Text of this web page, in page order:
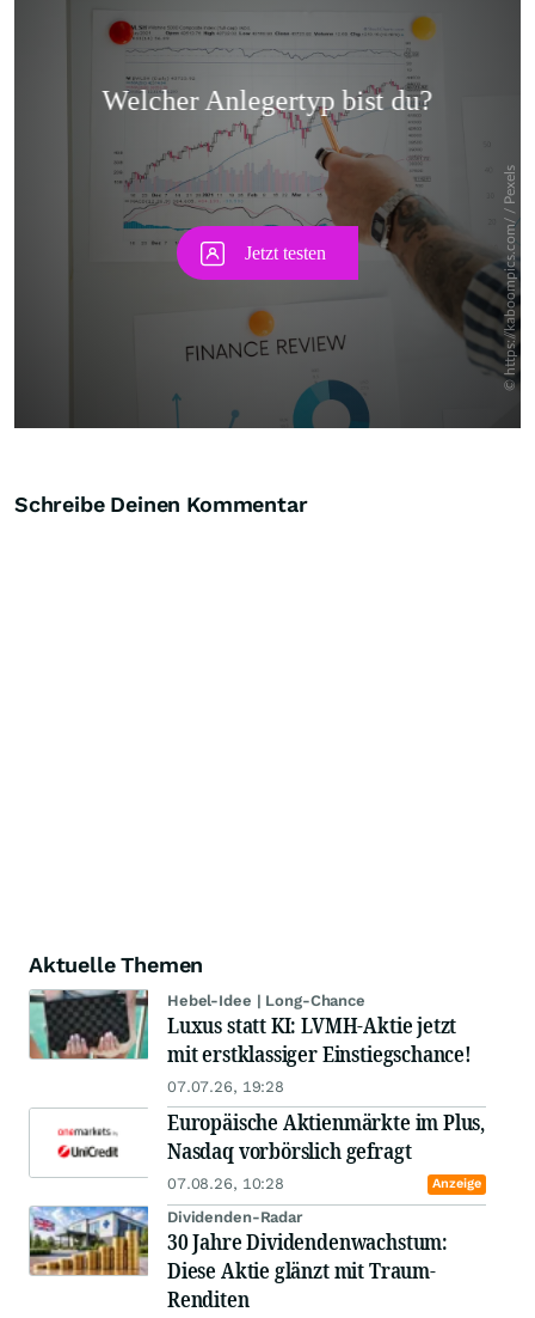
Schreibe Deinen Kommentar
Aktuelle Themen
Hebel-Idee | Long-Chance
Luxus statt KI: LVMH-Aktie jetzt
mit erstklassiger Einstiegschance!
07.07.26, 19:28
Europäische Aktienmärkte im Plus,
Nasdaq vorbörslich gefragt
07.08.26, 10:28 Anzeige
Dividenden-Radar
30 Jahre Dividendenwachstum:
Diese Aktie glänzt mit Traum-
Renditen